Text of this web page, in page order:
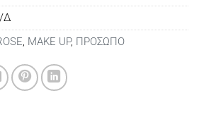
Δ
, MAKE UP, ΠΡΟΣΩΠΟ